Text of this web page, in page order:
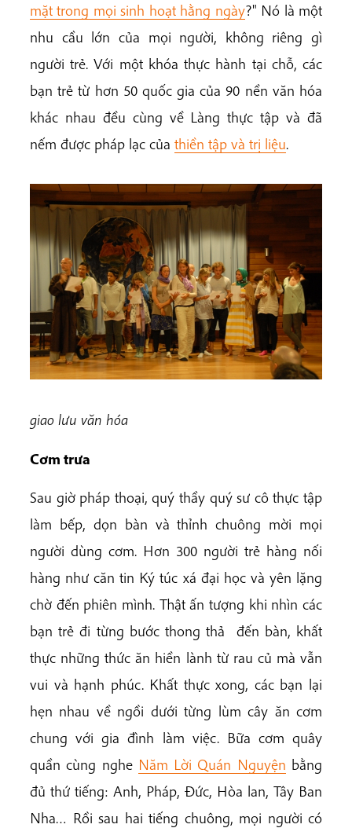
mặt trong mọi sinh hoạt hằng ngày?" Nó là một
nhu cầu lớn của mọi người, không riêng gì
người trẻ. Với một khóa thực hành tại chỗ, các
bạn trẻ từ hơn 50 quốc gia của 90 nền văn hóa
khác nhau đều cùng về Làng thực tập và đã
nếm được pháp lạc của thiền tập và trị liệu.
giao lưu văn hóa
Cơm trưa
Sau giờ pháp thoại, quý thầy quý sư cô thực tập
làm bếp, dọn bàn và thỉnh chuông mời mọi
người dùng cơm. Hơn 300 người trẻ hàng nối
hàng như căn tin Ký túc xá đại học và yên lặng
chờ đến phiên mình. Thật ấn tượng khi nhìn các
bạn trẻ đi từng bước thong thả đến bàn, khất
thực những thức ăn hiền lành từ rau củ mà vẫn
vui và hạnh phúc. Khất thực xong, các bạn lại
hẹn nhau về ngồi dưới từng lùm cây ăn cơm
chung với gia đình làm việc. Bữa cơm quây
quần cùng nghe Năm Lời Quán Nguyện bằng
đủ thứ tiếng: Anh, Pháp, Đức, Hòa lan, Tây Ban
Nha… Rồi sau hai tiếng chuông, mọi người có